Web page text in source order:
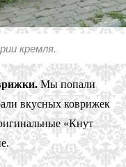
кремля.
Мы попали
вкусных коврижек
«Кнут